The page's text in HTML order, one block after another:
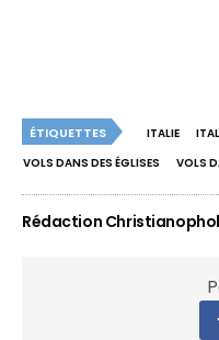
ÉTIQUETTES ITALIE
VOLS DANS DES ÉGLISES
VOLS
Rédaction